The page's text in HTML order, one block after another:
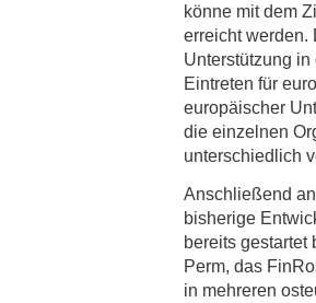
könne mit dem
erreicht werden.
Unterstützung
Eintreten für
europäischer
die einzelnen
unterschiedlich
Anschließend
bisherige
bereits gestartet
Perm, das
in mehreren